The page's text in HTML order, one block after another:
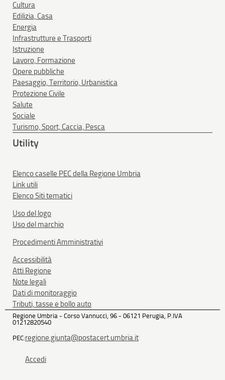
Cultura
Edilizia, Casa
Energia
Infrastrutture e Trasporti
Istruzione
Lavoro, Formazione
Opere pubbliche
Paesaggio, Territorio, Urbanistica
Protezione Civile
Salute
Sociale
Turismo, Sport, Caccia, Pesca
Utility
Elenco caselle PEC della Regione Umbria
Link utili
Elenco Siti tematici
Uso del logo
Uso del marchio
Procedimenti Amministrativi
Accessibilità
Atti Regione
Note legali
Dati di monitoraggio
Tributi, tasse e bollo auto
Regione Umbria - Corso Vannucci, 96 - 06121 Perugia, P.IVA
01212820540
PEC:regione.giunta@postacert.umbria.it
Accedi